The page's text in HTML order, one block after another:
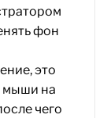
фон
это
мыши на
чего